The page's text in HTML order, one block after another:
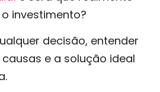
investimento?
decisão, entender
e a solução ideal